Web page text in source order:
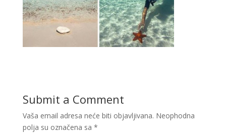
Submit a Comment
Vaša email adresa neće biti objavljivana. Neophodna
polja su označena sa *